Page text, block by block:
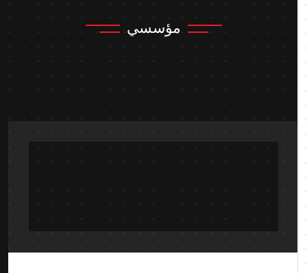
مؤسسي